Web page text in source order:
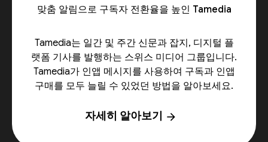
맞춤 알림으로 구독자 전환율을 높인 Tamedia
Tamedia는 일간 및 주간 신문과 잡지, 디지털 플
랫폼 기사를 발행하는 스위스 미디어 그룹입니다.
Tamedia가 인앱 메시지를 사용하여 구독과 인앱
구매를 모두 늘릴 수 있었던 방법을 알아보세요.
자세히 알아보기 arrow_forward